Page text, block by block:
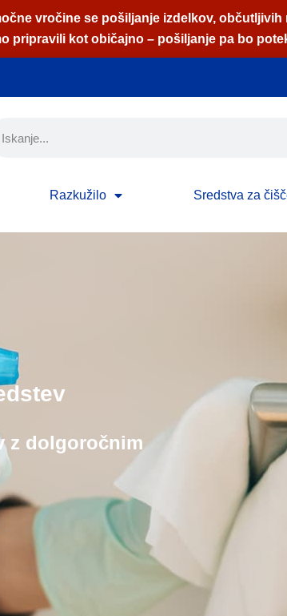
vročine se pošiljanje izdelkov, občutljivih
pripravili kot običajno – pošiljanje pa bo
Razkužilo Sredstva za
z dolgoročnim